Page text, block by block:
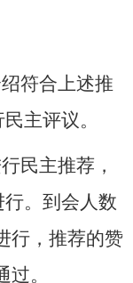
符合上述推
主评议。
民主推荐，
。到会人数
行，推荐的赞
。